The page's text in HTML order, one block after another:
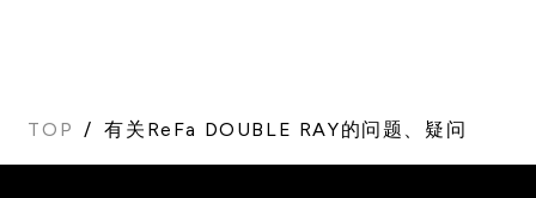
TOP 有关ReFa DOUBLE RAY的问题、疑问